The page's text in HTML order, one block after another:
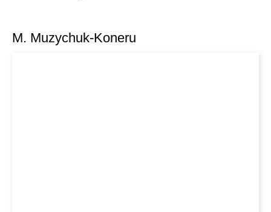
M. Muzychuk-Koneru